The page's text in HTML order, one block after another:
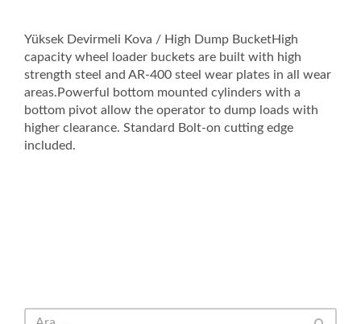
Yüksek Devirmeli Kova / High Dump BucketHigh
capacity wheel loader buckets are built with high
strength steel and AR-400 steel wear plates in all wear
areas.Powerful bottom mounted cylinders with a
bottom pivot allow the operator to dump loads with
higher clearance. Standard Bolt-on cutting edge
included.